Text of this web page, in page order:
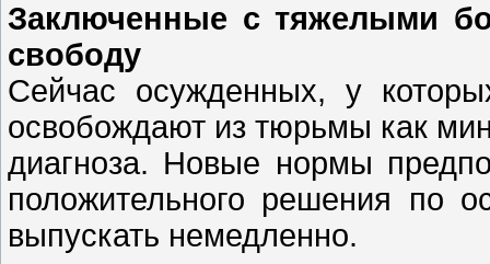
Заключенные с тяжелыми
свободу
Сейчас осужденных, у
освобождают из тюрьмы как
диагноза. Новые нормы
положительного решения по
выпускать немедленно.